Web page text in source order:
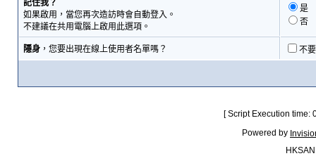
記住我？
如果啟用，當您再次造訪時會自動登入。
不建議在共用電腦上啟用此選項。
是
否
隱身，您要出現在線上使用者名單嗎？ 不
[ Script Execution
Powered by